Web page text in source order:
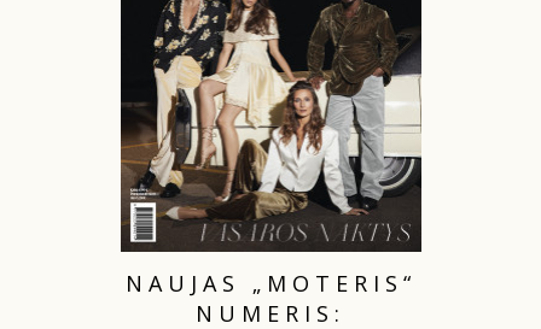
Prenumeruodami portalą,
Jūs sutinkate su
taisyklėmis
NAUJAS „MOTERIS“
NUMERIS: